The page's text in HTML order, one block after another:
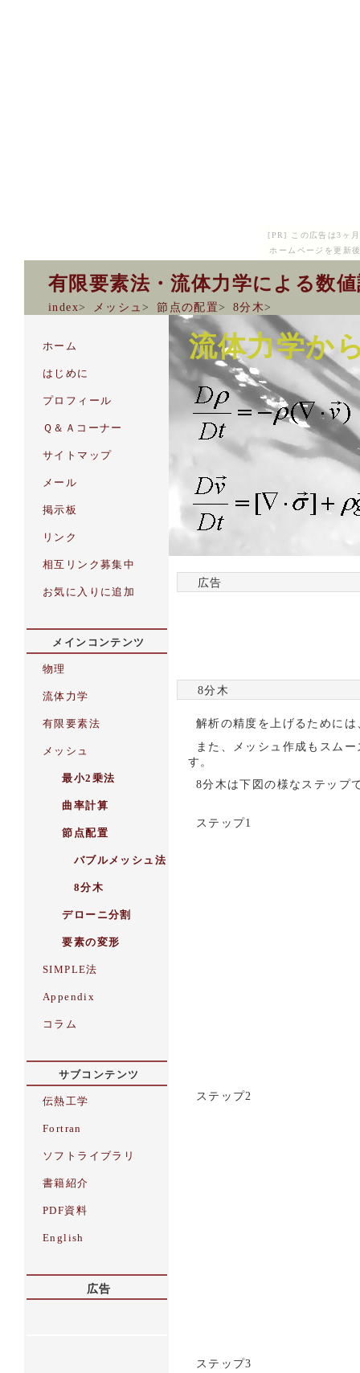
[PR] この広告は3ヶ
ホームページを更新
有限要素法・流体力学による数
index> メッシュ> 節点の配置> 8分木>
流体力学か
広告
8分木
解析の精度を上げるために
また、メッシュ作成もスム
す。
8分木は下図の様なステップ
ステップ1
ステップ2
ステップ3